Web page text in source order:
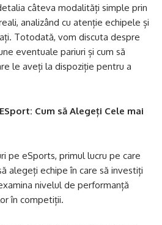
câteva modalități simple prin
analizând cu atenție echipele și
Totodată, vom discuta despre
eventuale pariuri și cum să
le aveți la dispoziție pentru a
Cum să Alegeți Cele mai
pe eSports, primul lucru pe care
alegeți echipe în care să investiți
nivelul de performanță
în competiții.